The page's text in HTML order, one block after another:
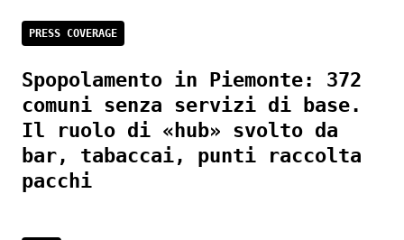
PRESS COVERAGE
Spopolamento in Piemonte: 372
comuni senza servizi di base.
Il ruolo di «hub» svolto da
bar, tabaccai, punti raccolta
pacchi